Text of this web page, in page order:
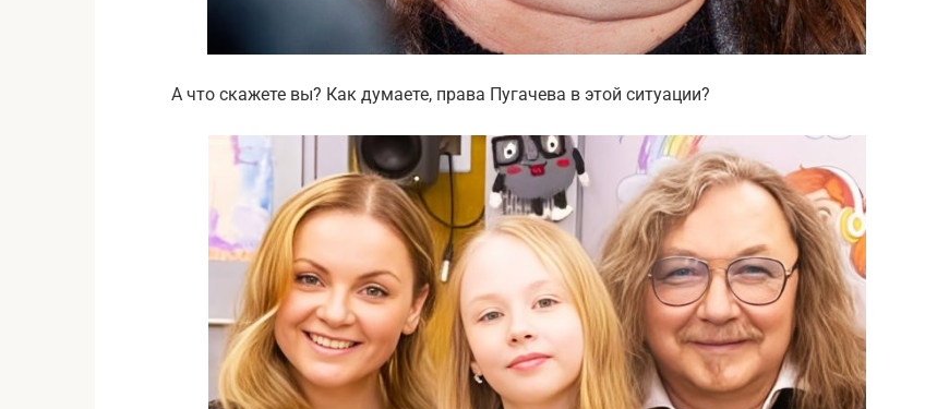
А что скажете вы? Как думаете, права Пугачева в этой ситуации?